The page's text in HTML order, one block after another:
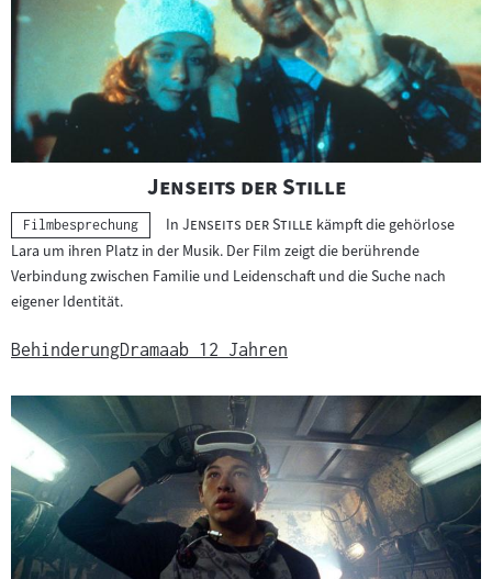
e
b
s
e
"
Jenseits der Stille"
Kategorie:
Filmbesprechung In "
Jenseits der Stille "kämpft die gehörlose
Lara um ihren Platz in der Musik. Der Film zeigt die berührende
Verbindung zwischen Familie und Leidenschaft und die Suche nach
eigener Identität.
BehinderungDramaab 12 Jahren